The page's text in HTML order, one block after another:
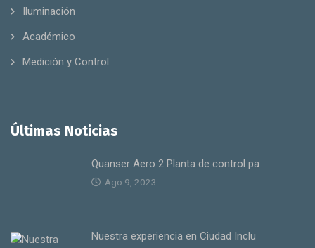
Iluminación
Académico
Medición y Control
Últimas Noticias
Quanser Aero 2 Planta de control pa
Ago 9, 2023
Nuestra experiencia en Ciudad Inclu